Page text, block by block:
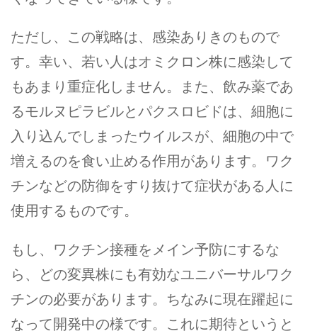
ただし、この戦略は、感染ありきのもので
す。幸い、若い人はオミクロン株に感染して
もあまり重症化しません。また、飲み薬であ
るモルヌピラビルとパクスロビドは、細胞に
入り込んでしまったウイルスが、細胞の中で
増えるのを食い止める作用があります。ワク
チンなどの防御をすり抜けて症状がある人に
使用するものです。
もし、ワクチン接種をメイン予防にするな
ら、どの変異株にも有効なユニバーサルワク
チンの必要があります。ちなみに現在躍起に
なって開発中の様です。これに期待というと